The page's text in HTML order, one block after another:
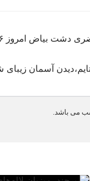
امروز ۶ فروردین ماه .
آسمان
می باشد.